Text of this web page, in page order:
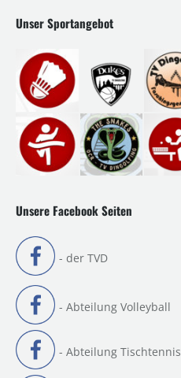
Unser Sportangebot
Unsere Facebook Seiten
- der TVD
- Abteilung Volleyball
- Abteilung Tischtennis